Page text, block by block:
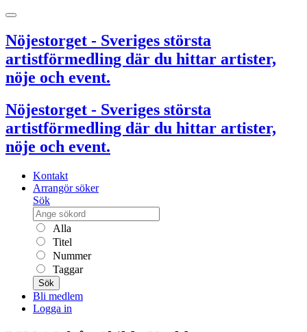
Nöjestorget - Sveriges största
artistförmedling där du hittar artister,
nöje och event.
Nöjestorget - Sveriges största
artistförmedling där du hittar artister,
nöje och event.
Kontakt
Arrangör söker
Sök
Alla
Titel
Nummer
Taggar
Sök
Bli medlem
Logga in